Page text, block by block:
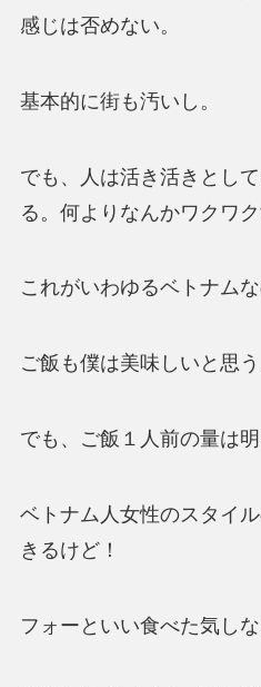
感じは否めない。
基本的に街も汚いし。
でも、人は活き活きとし
る。何よりなんかワクワク
これがいわゆるベトナムな
ご飯も僕は美味しいと思う
でも、ご飯１人前の量は明
ベトナム人女性のスタイ
きるけど！
フォーといい食べた気し